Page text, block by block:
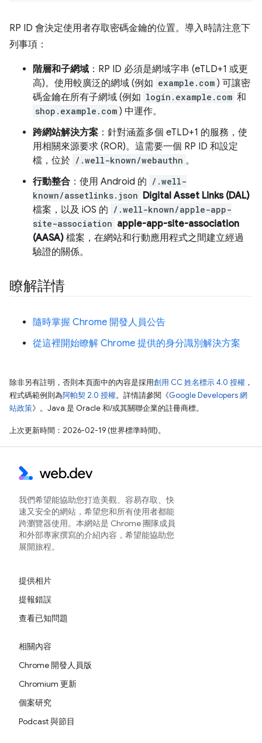
RP ID 會決定使用者存取密碼金鑰的位置。導入時請注意下
列事項：
階層和子網域 ：RP ID 必須是網域字串 (eTLD+1 或更
高)。使用較廣泛的網域 (例如 example.com ) 可讓密
碼金鑰在所有子網域 (例如 login.example.com 和
shop.example.com ) 中運作。
跨網站解決方案 ：針對涵蓋多個 eTLD+1 的服務，使
用相關來源要求 (ROR)。這需要一個 RP ID 和設定
檔，位於 /.well-known/webauthn 。
行動整合 ：使用 Android 的 /.well-
known/assetlinks.json Digital Asset Links (DAL)
檔案，以及 iOS 的 /.well-known/apple-app-
site-association apple-app-site-association
(AASA) 檔案，在網站和行動應用程式之間建立經過
驗證的關係。
瞭解詳情
隨時掌握 Chrome 開發人員公告
從這裡開始瞭解 Chrome 提供的身分識別解決方案
除非另有註明，否則本頁面中的內容是採用創用 CC 姓名標示 4.0 授權 ，
程式碼範例則為阿帕契 2.0 授權。詳情請參閱《Google Developers 網
站政策》。Java 是 Oracle 和/或其關聯企業的註冊商標。
上次更新時間：2026-02-19 (世界標準時間)。
我們希望能協助您打造美觀、容易存取、快
速又安全的網站，希望您和所有使用者都能
跨瀏覽器使用。本網站是 Chrome 團隊成員
和外部專家撰寫的介紹內容，希望能協助您
展開旅程。
提供相片
提報錯誤
查看已知問題
相關內容
Chrome 開發人員版
Chromium 更新
個案研究
Podcast 與節目